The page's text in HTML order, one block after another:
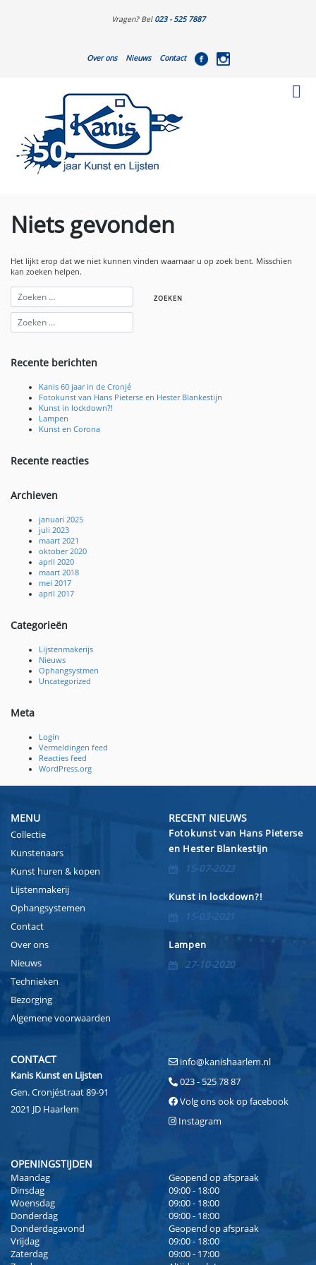
Vragen? Bel 023 - 525 7887
Over ons Nieuws Contact
Niets gevonden
Het lijkt erop dat we niet kunnen vinden waarnaar u op zoek bent. Misschien
kan zoeken helpen.
Recente berichten
Kanis 60 jaar in de Cronjé
Fotokunst van Hans Pieterse en Hester Blankestijn
Kunst in lockdown?!
Lampen
Kunst en Corona
Recente reacties
Archieven
januari 2025
juli 2023
maart 2021
oktober 2020
april 2020
maart 2018
mei 2017
april 2017
Categorieën
Lijstenmakerijs
Nieuws
Ophangsystmen
Uncategorized
Meta
Login
Vermeldingen feed
Reacties feed
WordPress.org
MENU
Collectie
Kunstenaars
Kunst huren & kopen
Lijstenmakerij
Ophangsystemen
Contact
Over ons
Nieuws
Technieken
Bezorging
Algemene voorwaarden
RECENT NIEUWS
Fotokunst van Hans Pieterse
en Hester Blankestijn
15-07-2023
Kunst in lockdown?!
15-03-2021
Lampen
27-10-2020
CONTACT
Kanis Kunst en Lijsten
Gen. Cronjéstraat 89-91
2021 JD Haarlem
info@kanishaarlem.nl
023 - 525 78 87
Volg ons ook op facebook
Instagram
OPENINGSTIJDEN
Maandag
Geopend op afspraak
Dinsdag
09:00 - 18:00
Woensdag
09:00 - 18:00
Donderdag
09:00 - 18:00
Donderdagavond
Geopend op afspraak
Vrijdag
09:00 - 18:00
Zaterdag
09:00 - 17:00